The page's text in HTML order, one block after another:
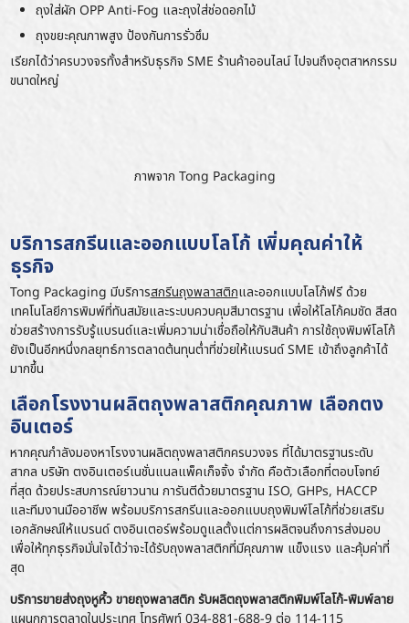
ถุงใส่ผัก OPP Anti-Fog และถุงใส่ช่อดอกไม้
ถุงขยะคุณภาพสูง ป้องกันการรั่วซึม
เรียกได้ว่าครบวงจรทั้งสำหรับธุรกิจ SME ร้านค้าออนไลน์ ไปจนถึงอุตสาหกรรม
ขนาดใหญ่
ภาพจาก Tong Packaging
บริการสกรีนและออกแบบโลโก้ เพิ่มคุณค่าให้
ธุรกิจ
Tong Packaging มีบริการสกรีนถุงพลาสติกและออกแบบโลโก้ฟรี ด้วย
เทคโนโลยีการพิมพ์ที่ทันสมัยและระบบควบคุมสีมาตรฐาน เพื่อให้โลโก้คมชัด สีสด
ช่วยสร้างการรับรู้แบรนด์และเพิ่มความน่าเชื่อถือให้กับสินค้า การใช้ถุงพิมพ์โลโก้
ยังเป็นอีกหนึ่งกลยุทธ์การตลาดต้นทุนต่ำที่ช่วยให้แบรนด์ SME เข้าถึงลูกค้าได้
มากขึ้น
เลือกโรงงานผลิตถุงพลาสติกคุณภาพ เลือกตง
อินเตอร์
หากคุณกำลังมองหาโรงงานผลิตถุงพลาสติกครบวงจร ที่ได้มาตรฐานระดับ
สากล บริษัท ตงอินเตอร์เนชั่นแนลแพ็คเก็จจิ้ง จำกัด คือตัวเลือกที่ตอบโจทย์
ที่สุด ด้วยประสบการณ์ยาวนาน การันตีด้วยมาตรฐาน ISO, GHPs, HACCP
และทีมงานมืออาชีพ พร้อมบริการสกรีนและออกแบบถุงพิมพ์โลโก้ที่ช่วยเสริม
เอกลักษณ์ให้แบรนด์ ตงอินเตอร์พร้อมดูแลตั้งแต่การผลิตจนถึงการส่งมอบ
เพื่อให้ทุกธุรกิจมั่นใจได้ว่าจะได้รับถุงพลาสติกที่มีคุณภาพ แข็งแรง และคุ้มค่าที่
สุด
บริการขายส่งถุงหูหิ้ว ขายถุงพลาสติก รับผลิตถุงพลาสติกพิมพ์โลโก้-พิมพ์ลาย
แผนกการตลาดในประเทศ โทรศัพท์034-881-688-9 ต่อ 114-115